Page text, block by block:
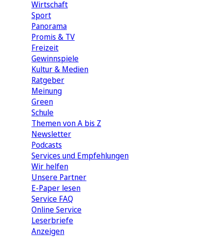
Wirtschaft
Sport
Panorama
Promis & TV
Freizeit
Gewinnspiele
Kultur & Medien
Ratgeber
Meinung
Green
Schule
Themen von A bis Z
Newsletter
Podcasts
Services und Empfehlungen
Wir helfen
Unsere Partner
E-Paper lesen
Service FAQ
Online Service
Leserbriefe
Anzeigen